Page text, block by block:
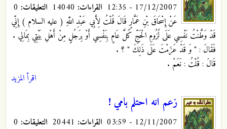
17/12/2007 - 12:35 القراءات: التعليقات:
عَنْ إِسْحَاقَ بْنِ عَمَّارٍ قَالَ قُلْتُ لِأَبِي عَبْدِ اللَّهِ ( عليه السلام ) إِنِّي
قَدْ وَطَّنْتُ نَفْسِي عَلَى لُزُومِ الْحَجِّ كُلَّ عَامٍ بِنَفْسِي أَوْ بِرَجُلٍ مِنْ أَهْلِ بَيْتِي بِمَالِي .
فَقَالَ : " وَ قَدْ عَزَمْتَ عَلَى ذَلِكَ " ؟ .
قَالَ : قُلْتُ : نَعَمْ .
اقرأ المزيد
زعم انه احتلم بامي !
12/11/2007 - 03:59 القراءات: التعليقات: